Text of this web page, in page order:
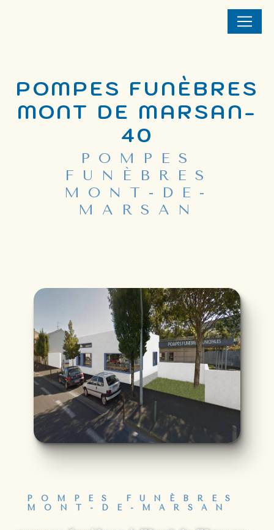
POMPES FUNÈBRES
MONT DE MARSAN-
40
POMPES
FUNÈBRES
MONT-DE-
MARSAN
POMPES FUNÈBRES
MONT-DE-MARSAN